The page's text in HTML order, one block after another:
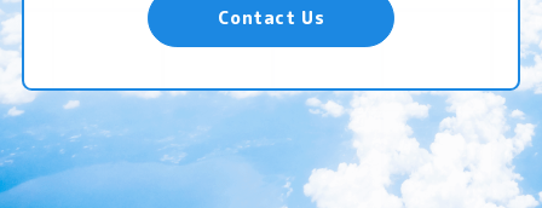
Contact Us